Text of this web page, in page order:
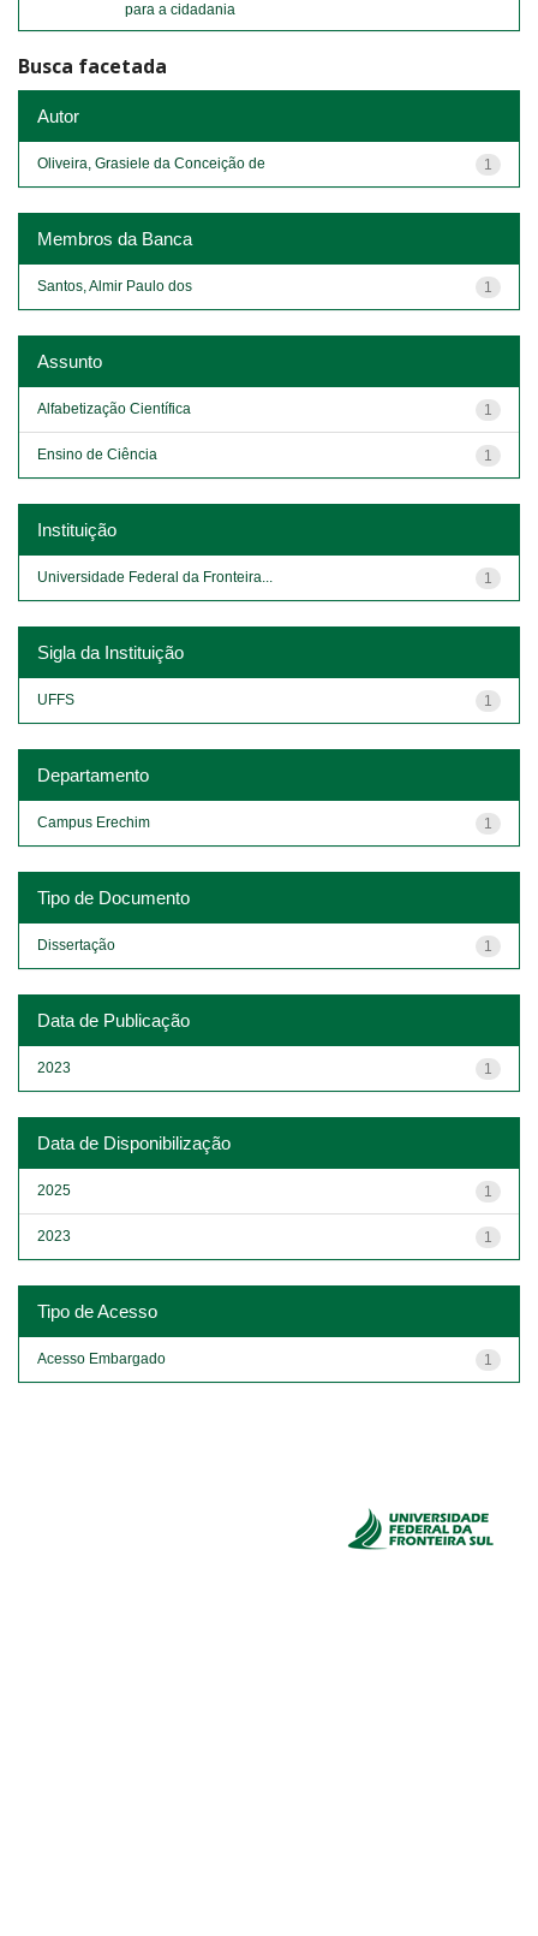
para a cidadania
Busca facetada
Autor
1
Oliveira, Grasiele da Conceição de
Membros da Banca
1
Santos, Almir Paulo dos
Assunto
1
Alfabetização Científica
1
Ensino de Ciência
Instituição
1
Universidade Federal da Fronteira...
Sigla da Instituição
1
UFFS
Departamento
1
Campus Erechim
Tipo de Documento
1
Dissertação
Data de Publicação
1
2023
Data de Disponibilização
1
2025
1
2023
Tipo de Acesso
1
Acesso Embargado